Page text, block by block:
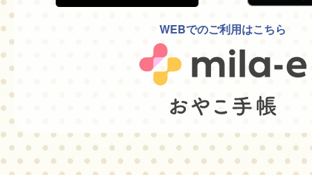
WEBでのご利用はこちら